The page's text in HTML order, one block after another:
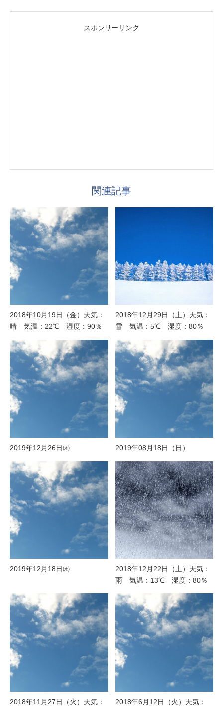
スポンサーリンク
関連記事
2018年10月19日（金）天気：
晴 気温：22℃ 湿度：90％
2018年12月29日（土）天気：
雪 気温：5℃ 湿度：80％
2019年12月26日㈭ 2019年08月18日（日）
2019年12月18日㈬
2018年12月22日（土）天気：
雨 気温：13℃ 湿度：80％
2018年11月27日（火）天気：
2018年6月12日（火）天気：